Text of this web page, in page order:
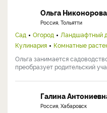
Ольга Никонорова
Россия, Тольятти
Сад Огород Ландшафтный
Кулинария
Комнатные
Ольга занимается
преобразует родительский
Галина
Россия, Хабаровск